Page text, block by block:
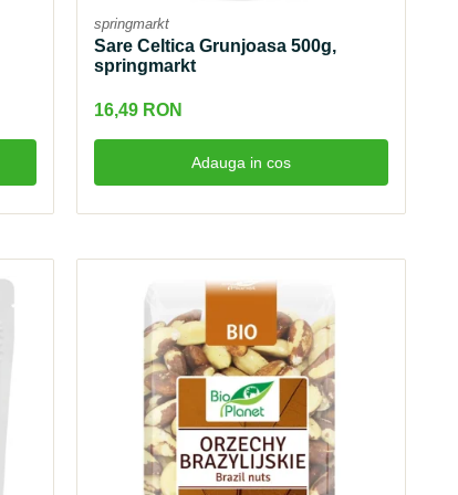
springmarkt
Sare Celtica Grunjoasa 500g,
springmarkt
16,49 RON
Adauga in cos